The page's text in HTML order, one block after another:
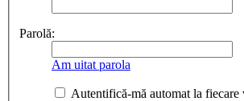
Parolă:
Am uitat parola
Autentifică-mă automat la fiecare